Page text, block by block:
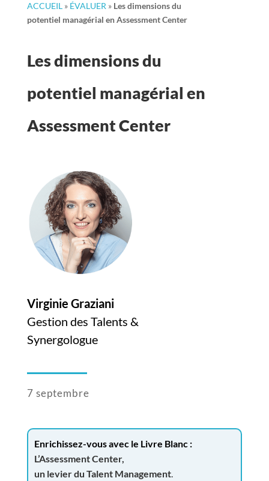
ACCUEIL» ÉVALUER » Les dimensions du
potentiel managérial en Assessment Center
Les dimensions du
potentiel managérial en
Assessment Center
Virginie Graziani
Gestion des Talents &
Synergologue
7 septembre
Enrichissez-vous avec le Livre Blanc :
L’Assessment Center,
un levier du Talent Management.